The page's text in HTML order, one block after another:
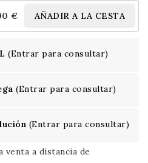
€ AÑADIR A LA CESTA
(Entrar para consultar)
(Entrar para consultar)
(Entrar para consultar)
a distancia de